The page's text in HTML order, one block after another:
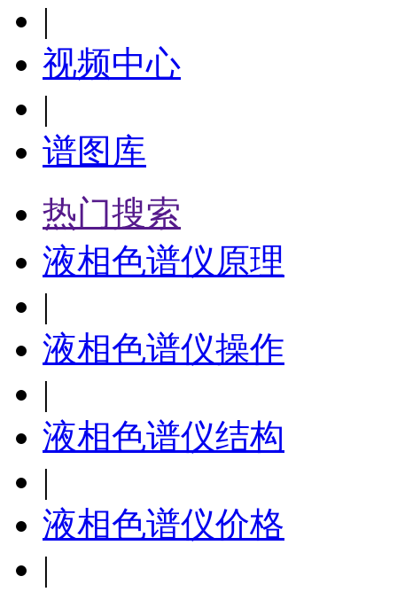
|
视频中心
|
谱图库
热门搜索
液相色谱仪原理
|
液相色谱仪操作
|
液相色谱仪结构
|
液相色谱仪价格
|